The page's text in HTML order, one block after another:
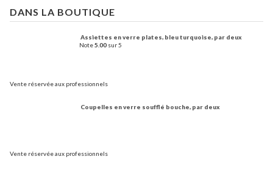
DANS LA BOUTIQUE
Assiettes en verre plates, bleu turquoise, par deux
Note5.00 sur 5
Vente réservée aux professionnels
Coupelles en verre soufflé bouche, par deux
Vente réservée aux professionnels